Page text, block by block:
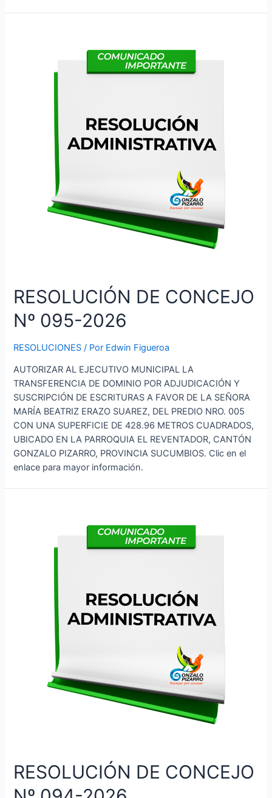
RESOLUCIÓN DE CONCEJO
Nº 095-2026
RESOLUCIONES / Por Edwin Figueroa
AUTORIZAR AL EJECUTIVO MUNICIPAL LA
TRANSFERENCIA DE DOMINIO POR ADJUDICACIÓN Y
SUSCRIPCIÓN DE ESCRITURAS A FAVOR DE LA SEÑORA
MARÍA BEATRIZ ERAZO SUAREZ, DEL PREDIO NRO. 005
CON UNA SUPERFICIE DE 428.96 METROS CUADRADOS,
UBICADO EN LA PARROQUIA EL REVENTADOR, CANTÓN
GONZALO PIZARRO, PROVINCIA SUCUMBIOS. Clic en el
enlace para mayor información.
RESOLUCIÓN DE CONCEJO